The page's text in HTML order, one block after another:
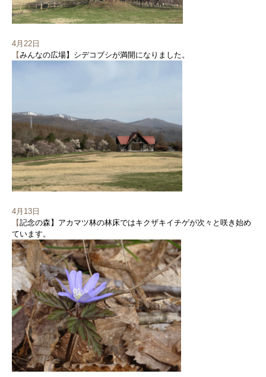
4月22日
【みんなの広場】シデコブシが満開になりました。
4月13日
【記念の森】アカマツ林の林床ではキクザキイチゲが次々と咲き始め
ています。